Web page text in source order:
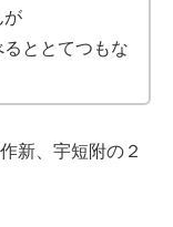
が
ととてつもな
新、宇短附の２